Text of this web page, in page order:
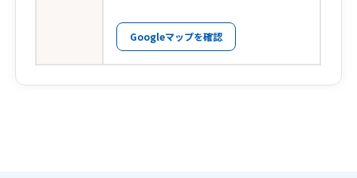
Googleマップを確認